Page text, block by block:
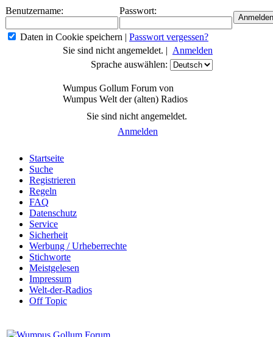
Benutzername: Passwort:
Daten in Cookie speichern | Passwort vergessen?
Sie sind nicht angemeldet. | Anmelden
Sprache auswählen:
Wumpus Gollum Forum von
Wumpus Welt der (alten) Radios
Sie sind nicht angemeldet.
Anmelden
Startseite
Suche
Registrieren
Regeln
FAQ
Datenschutz
Service
Sicherheit
Werbung / Urheberrechte
Stichworte
Meistgelesen
Impressum
Welt-der-Radios
Off Topic